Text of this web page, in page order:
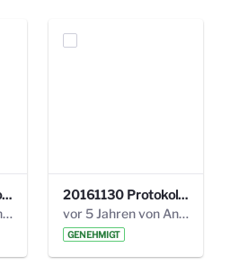
20170222 Protokoll 19. Steuerungskreis.pdf
vor 5 Jahren von Anni Schlumberger
20161130 Protokoll 18. Steuerungskreis.pdf
vor 5 Jahren von Anni Schlumberger
GENEHMIGT